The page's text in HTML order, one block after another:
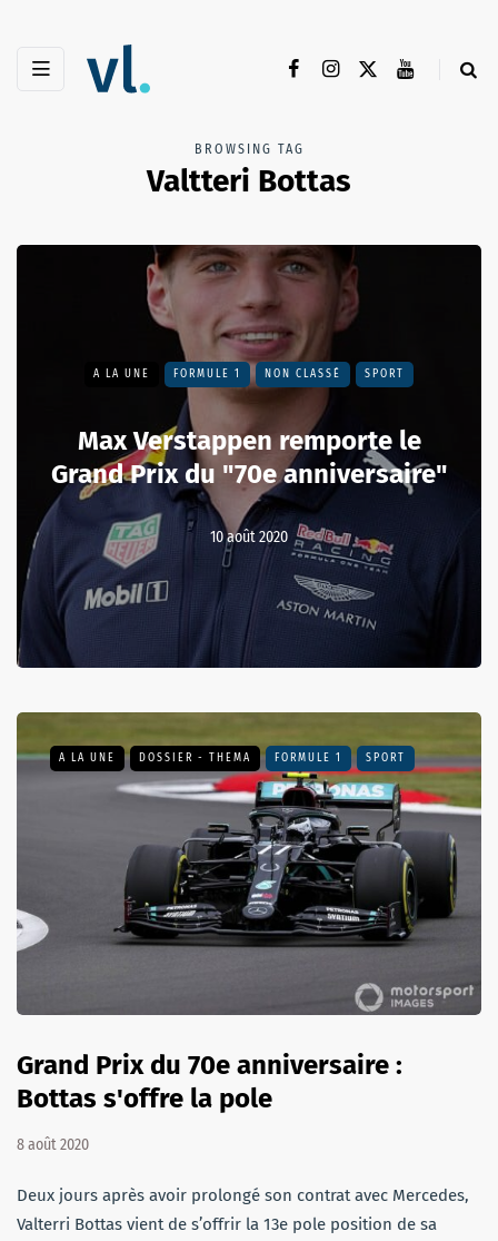
BROWSING TAG
Valtteri Bottas
A LA UNE FORMULE 1 NON CLASSÉ SPORT
Max Verstappen remporte le
Grand Prix du "70e anniversaire"
10 août 2020
A LA UNE DOSSIER - THEMA FORMULE 1 SPORT
Grand Prix du 70e anniversaire :
Bottas s'offre la pole
8 août 2020
Deux jours après avoir prolongé son contrat avec Mercedes,
Valterri Bottas vient de s’offrir la 13e pole position de sa